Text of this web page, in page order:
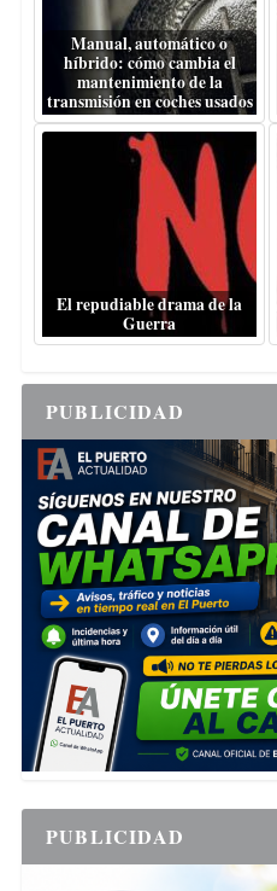
Manual, automático o
híbrido: cómo cambia el
mantenimiento de la
transmisión en coches usados
El repudiable drama de la
Guerra
PUBLICIDAD
PUBLICIDAD